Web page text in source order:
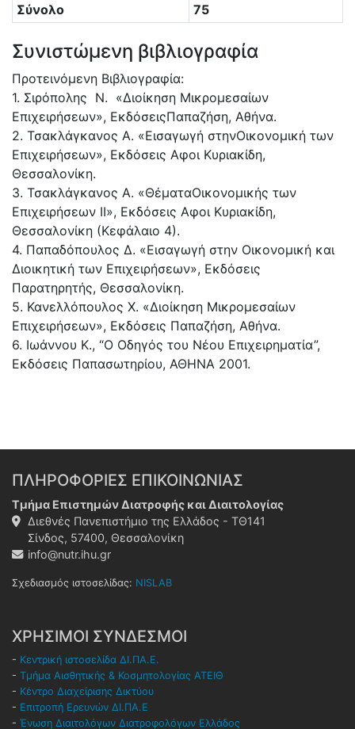
Σύνολο
75
Συνιστώμενη βιβλιογραφία
Προτεινόμενη Βιβλιογραφία:
1. Σιρόπολης Ν. «Διοίκηση Μικρομεσαίων
Επιχειρήσεων», ΕκδόσειςΠαπαζήση, Αθήνα.
2. Τσακλάγκανος Α. «Εισαγωγή στηνΟικονομική των
Επιχειρήσεων», Εκδόσεις Αφοι Κυριακίδη,
Θεσσαλονίκη.
3. Τσακλάγκανος Α. «ΘέματαΟικονομικής των
Επιχειρήσεων II», Εκδόσεις Αφοι Κυριακίδη,
Θεσσαλονίκη (Κεφάλαιο 4).
4. Παπαδόπουλος Δ. «Εισαγωγή στην Οικονομική και
Διοικητική των Επιχειρήσεων», Εκδόσεις
Παρατηρητής, Θεσσαλονίκη.
5. Κανελλόπουλος Χ. «Διοίκηση Μικρομεσαίων
Επιχειρήσεων», Εκδόσεις Παπαζήση, Αθήνα.
6. Ιωάννου Κ., “Ο Οδηγός του Νέου Επιχειρηματία”,
Εκδόσεις Παπασωτηρίου, ΑΘΗΝΑ 2001.
ΠΛΗΡΟΦΟΡΙΕΣ ΕΠΙΚΟΙΝΩΝΙΑΣ
Τμήμα Επιστημών Διατροφής και Διαιτολογίας
Διεθνές Πανεπιστήμιο της Ελλάδος - ΤΘ141
Σίνδος, 57400, Θεσσαλονίκη
info@nutr.ihu.gr
Σχεδιασμός ιστοσελίδας: NISLAB
ΧΡΗΣΙΜΟΙ ΣΥΝΔΕΣΜΟΙ
- Κεντρική ιστοσελίδα ΔΙ.ΠΑ.Ε.
- Τμήμα Αισθητικής & Κοσμητολογίας ΑΤΕΙΘ
- Κέντρο Διαχείρισης Δικτύου
- Επιτροπή Ερευνών ΔΙ.ΠΑ.Ε
- Ένωση Διαιτολόγων Διατροφολόγων Ελλάδος